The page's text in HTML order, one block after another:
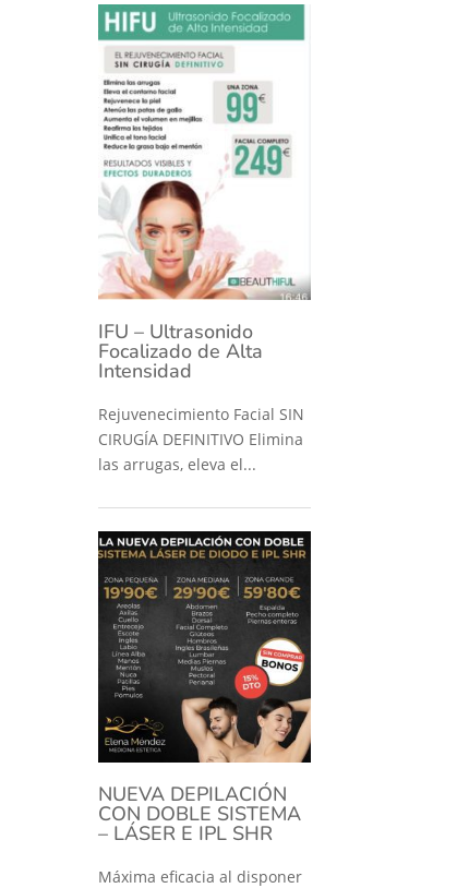
IFU – Ultrasonido
Focalizado de Alta
Intensidad
Rejuvenecimiento Facial SIN
CIRUGÍA DEFINITIVO Elimina
las arrugas, eleva el...
NUEVA DEPILACIÓN
CON DOBLE SISTEMA
– LÁSER E IPL SHR
Máxima eficacia al disponer